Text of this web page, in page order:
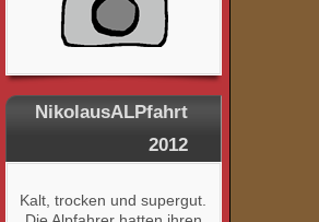
NikolausALPfahrt
2012
Kalt, trocken und supergut.